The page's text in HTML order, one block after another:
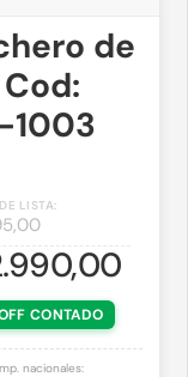
de
1003
CONTADO
nacionales: